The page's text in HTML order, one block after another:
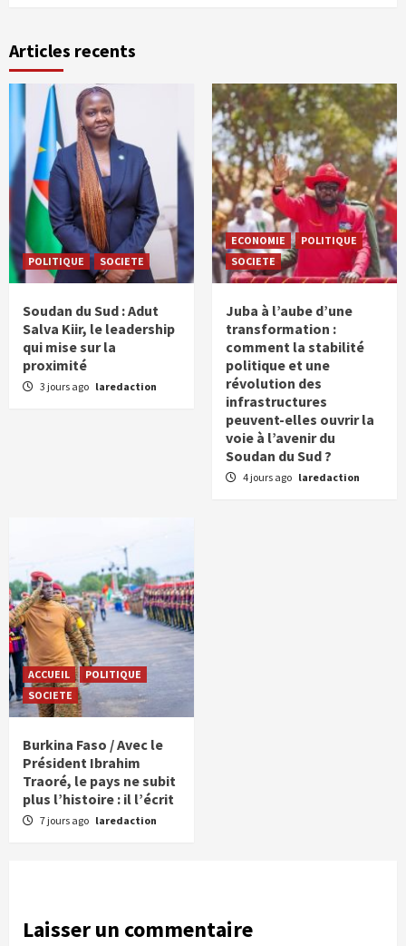
Articles recents
POLITIQUE SOCIETE
Soudan du Sud : Adut
Salva Kiir, le leadership
qui mise sur la
proximité
3 jours ago laredaction
ECONOMIE
POLITIQUE
SOCIETE
Juba à l’aube d’une
transformation :
comment la stabilité
politique et une
révolution des
infrastructures
peuvent-elles ouvrir la
voie à l’avenir du
Soudan du Sud ?
4 jours ago laredaction
ACCUEIL
POLITIQUE
SOCIETE
Burkina Faso / Avec le
Président Ibrahim
Traoré, le pays ne subit
plus l’histoire : il l’écrit
7 jours ago laredaction
Laisser un commentaire